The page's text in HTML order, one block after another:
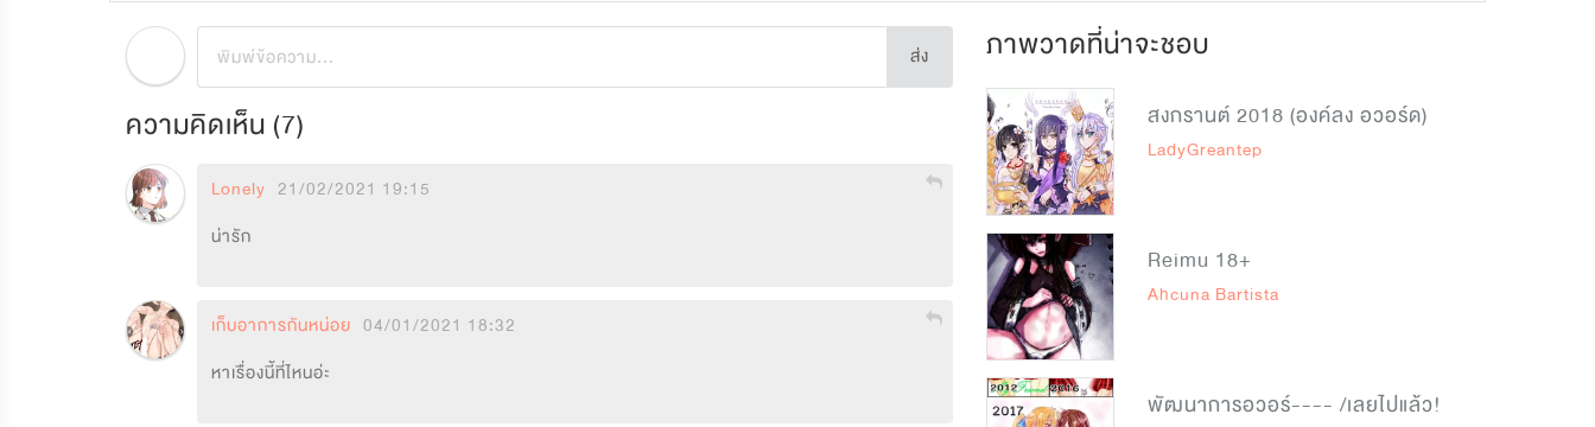
ส่ง
ความคิดเห็น (7)
Lonely 21/02/2021 19:15
น่ารัก
เก็บอาการกันหน่อย 04/01/2021 18:32
หาเรื่องนี้ที่ไหนอ่ะ
ภาพวาดที่น่าจะชอบ
สงกรานต์ 2018 (องค์ลง อวอร์ด)
LadyGreantep
Reimu 18+
Ahcuna Bartista
พัฒนาการอวอร์---- /เลยไปแล้ว!